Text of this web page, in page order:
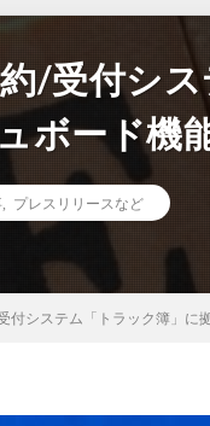
/受付シ
ボード機
プレスリリースなど
付システム「トラック簿」に